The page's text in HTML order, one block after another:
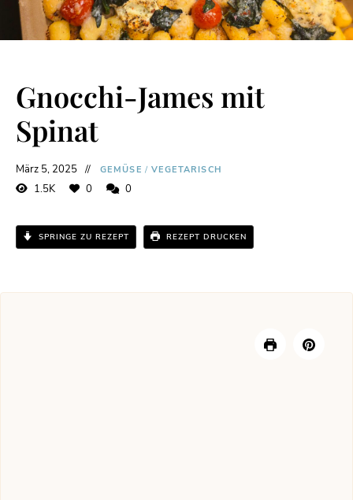
Gnocchi-James mit
Spinat
März 5, 2025 GEMÜSE / VEGETARISCH
1.5K 0 0
SPRINGE ZU REZEPT REZEPT DRUCKEN